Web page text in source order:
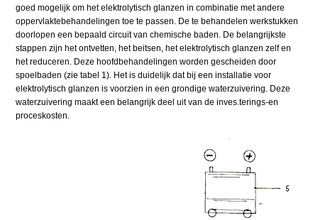
goed mogelijk om het elektrolytisch glanzen in combinatie met andere
oppervlaktebehandelingen toe te passen. De te behandelen werkstukken
doorlopen een bepaald circuit van chemische baden. De belangrijkste
stappen zijn het ontvetten, het beitsen, het elektrolytisch glanzen zelf en
het reduceren. Deze hoofdbehandelingen worden gescheiden door
spoelbaden (zie tabel 1). Het is duidelijk dat bij een installatie voor
elektrolytisch glanzen is voorzien in een grondige waterzuivering. Deze
waterzuivering maakt een belangrijk deel uit van de inves.terings-en
proceskosten.